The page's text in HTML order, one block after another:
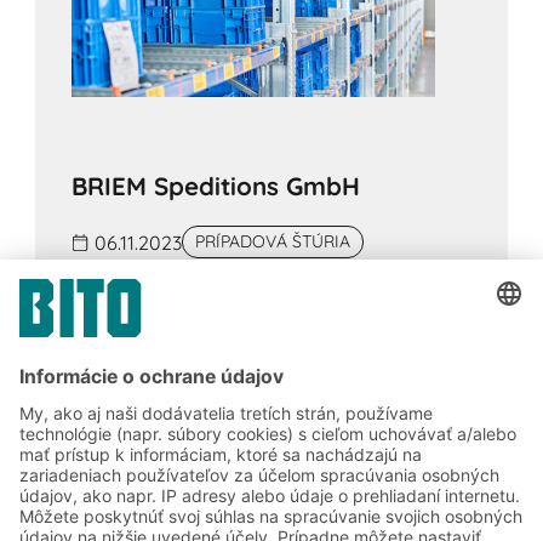
BRIEM Speditions GmbH
06.11.2023 PRÍPADOVÁ ŠTÚRIA
Inteligentné logistické nápady na druhú: Od
špecialistu na skladovaciu techniku BITO pre
Lagertechnik realizovala pre spoločnosť
BRIEM Speditions Gmbh paralelne dve nové
logistické zariadenia.